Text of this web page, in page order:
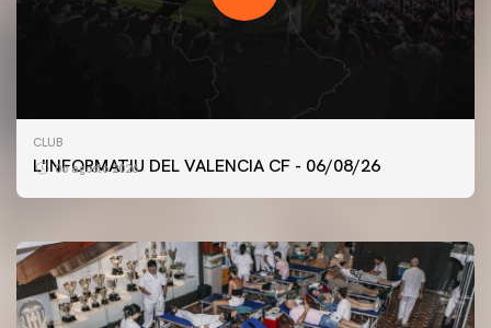
CLUB
L'INFORMATIU DEL VALENCIA CF - 06/08/26
06 agosto 2026
PRIMER EQUIP
ENTRENAMENT DEL VALENCIA CF 6/8/2026